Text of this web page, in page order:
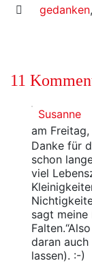
gedanken,
11
Susanne
am
Danke für
schon
viel
sagt meine
daran
lassen). :-)